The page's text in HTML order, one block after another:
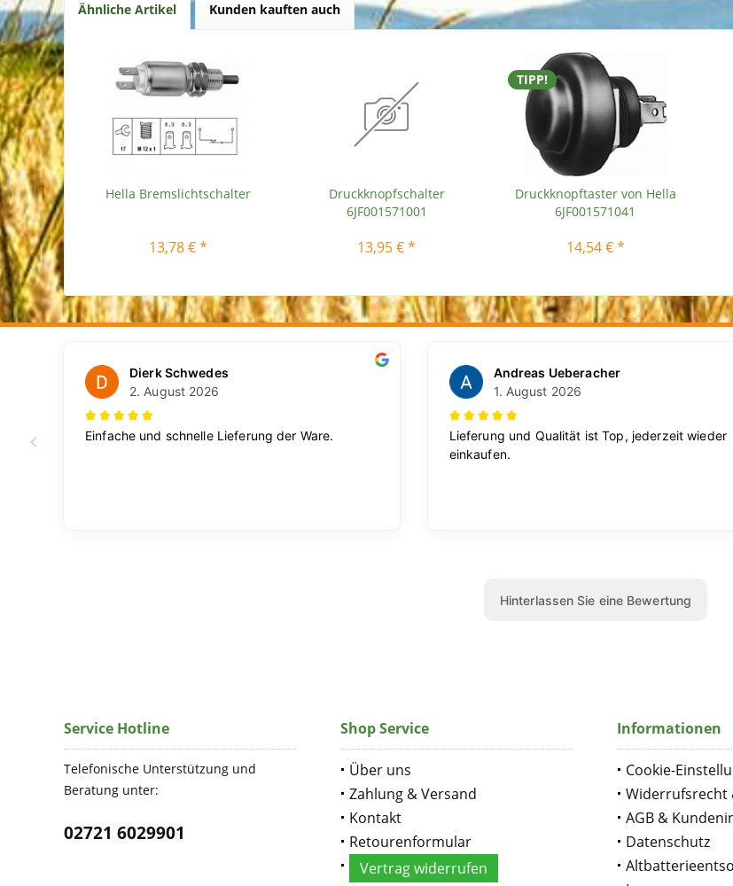
Ähnliche Artikel Kunden kauften auch
Hella Bremslichtschalter
13,78 € *
Druckknopfschalter
6JF001571001
13,95 € *
TIPP!
Druckknopftaster von Hella
6JF001571041
14,54 € *
Service Hotline
Telefonische Unterstützung und
Beratung unter:
02721 6029901
Shop Service
Über uns
Zahlung & Versand
Kontakt
Retourenformular
Vertrag widerrufen
Informationen
Cookie-
Widerrufsrecht
AGB &
Datenschutz